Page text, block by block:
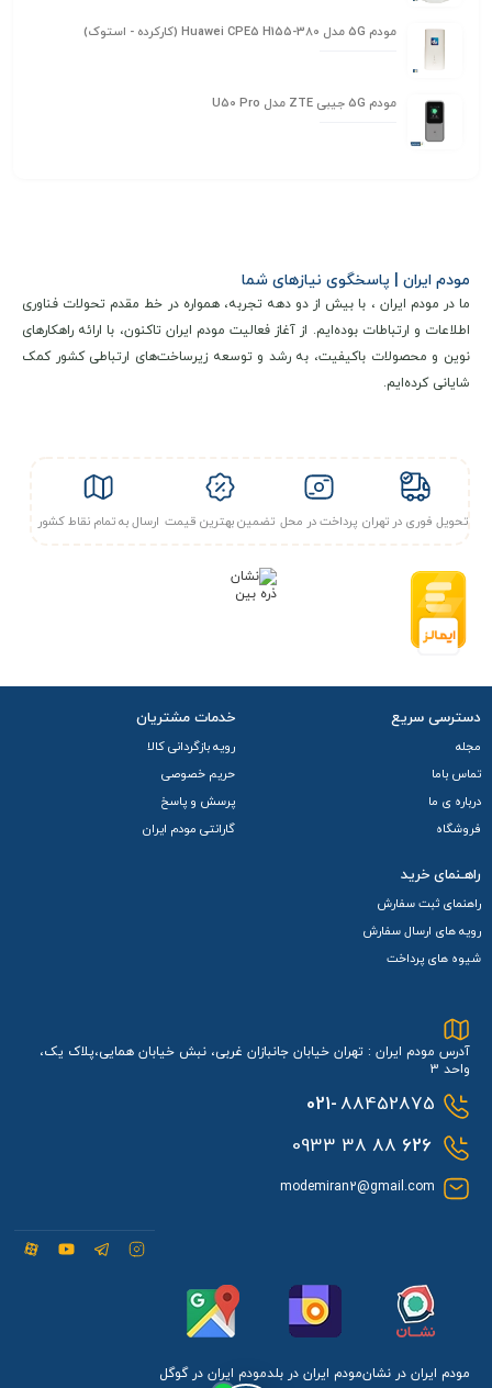
مودم 5G مدل Huawei CPE5 H155-380 (کارکرده - استوک)
مودم 5G جیبی ZTE مدل U50 Pro
مودم ایران | پاسخگوی نیازهای شما
ما در مودم ایران ، با بیش از دو دهه تجربه، همواره در خط مقدم تحولات فناوری
اطلاعات و ارتباطات بوده‌ایم. از آغاز فعالیت مودم ایران تاکنون، با ارائه راهکارهای
نوین و محصولات باکیفیت، به رشد و توسعه زیرساخت‌های ارتباطی کشور کمک
شایانی کرده‌ایم.
تحویل فوری در تهران پرداخت در محل تضمین بهترین قیمت ارسال به تمام نقاط کشور
دسترسی سریع
مجله
تماس باما
درباره ی ما
فروشگاه
خدمات مشتریان
رویه بازگردانی کالا
حریم خصوصی
پرسش و پاسخ
گارانتی مودم ایران
راهـنمای خرید
راهنمای ثبت سفارش
رویه های ارسال سفارش
شیوه های پرداخت
آدرس مودم ایران : تهران خیابان جانبازان غربی، نبش خیابان همایی،پلاک یک،
واحد 3
021-88452875
626
88 38 0933
modemiran2@gmail.com
مودم ایران در نشانمودم ایران در بلدمودم ایران در گوگل